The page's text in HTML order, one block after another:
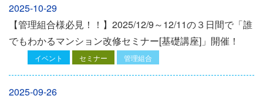
2025-10-29
【管理組合様必見！！】2025/12/9～12/11の３日間で「誰
でもわかるマンション改修セミナー[基礎講座]」開催！
イベント セミナー 管理組合
2025-09-26